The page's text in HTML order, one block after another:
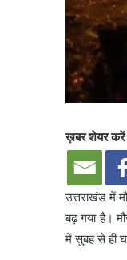
ख़बर शेयर
उत्तराखंड में
बढ़ गया है।
में सुबह से ही